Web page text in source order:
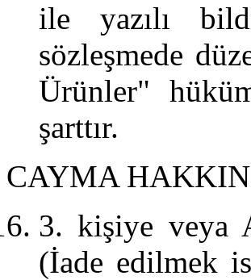
ile yazılı
sözleşmede
Ürünler"
şarttır.
CAYMA
3. kişiye veya
(İade edilmek